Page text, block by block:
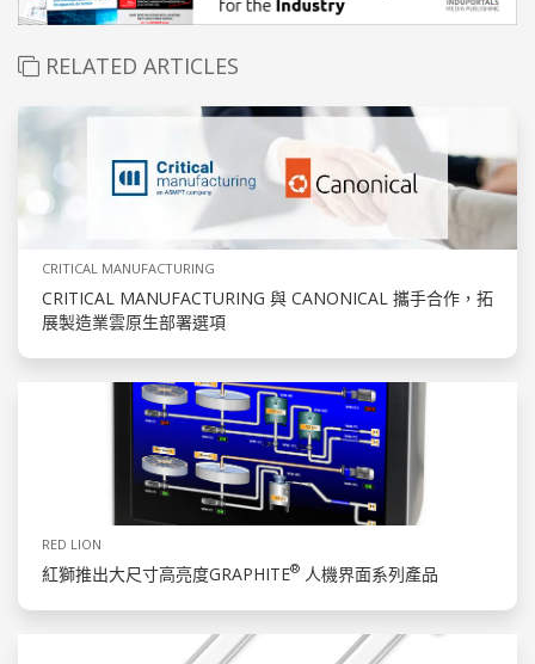
RELATED ARTICLES
CRITICAL MANUFACTURING
CRITICAL MANUFACTURING 與 CANONICAL 攜手合作，拓
展製造業雲原生部署選項
RED LION
紅獅推出大尺寸高亮度GRAPHITE® 人機界面系列產品